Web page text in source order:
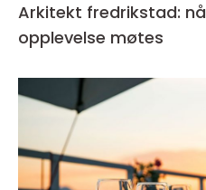
Arkitekt fredrikstad:
opplevelse møtes